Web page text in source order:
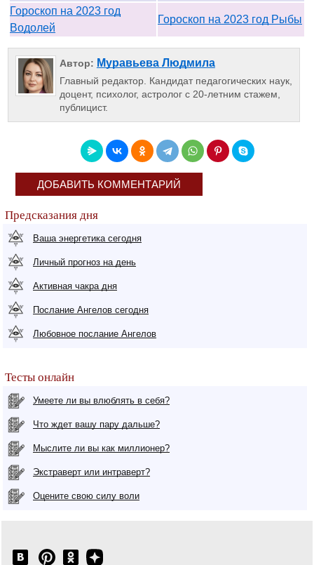
Гороскоп на 2023 год
Водолей
Гороскоп на 2023 год Рыбы
Автор: Муравьева Людмила
Главный редактор. Кандидат педагогических наук,
доцент, психолог, астролог с 20-летним стажем,
публицист.
ДОБАВИТЬ КОММЕНТАРИЙ
Предсказания дня
Ваша энергетика сегодня
Личный прогноз на день
Активная чакра дня
Послание Ангелов сегодня
Любовное послание Ангелов
Тесты онлайн
Умеете ли вы влюблять в себя?
Что ждет вашу пару дальше?
Мыслите ли вы как миллионер?
Экстраверт или интраверт?
Оцените свою силу воли